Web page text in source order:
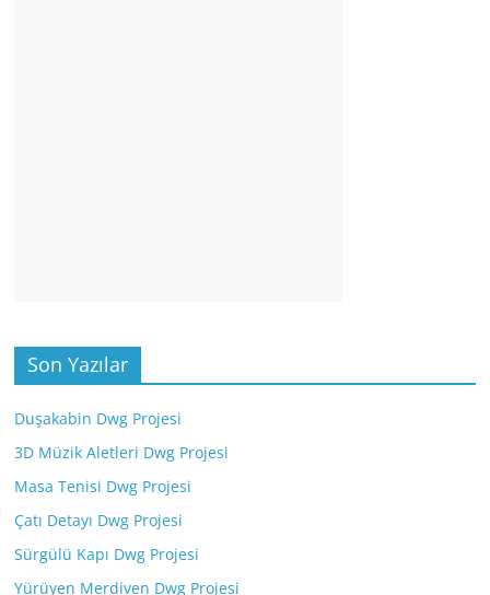
Son Yazılar
Duşakabin Dwg Projesi
3D Müzik Aletleri Dwg Projesi
Masa Tenisi Dwg Projesi
Çatı Detayı Dwg Projesi
Sürgülü Kapı Dwg Projesi
Yürüyen Merdiven Dwg Projesi